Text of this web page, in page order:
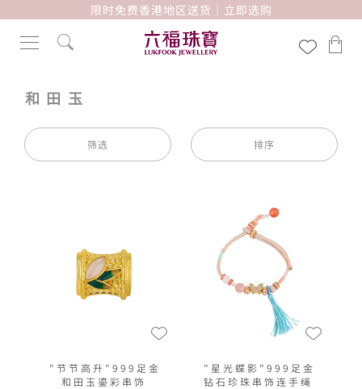
限时免费香港地区送货｜立即选购
和田玉
筛选 排序
"节节高升"999足金
和田玉鎏彩串饰
"星光蝶影"999足金
钻石珍珠串饰连手绳